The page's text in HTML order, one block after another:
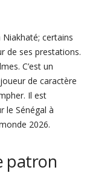
certains
de ses prestations.
C’est un
de caractère
Il est
le Sénégal à
2026.
patron